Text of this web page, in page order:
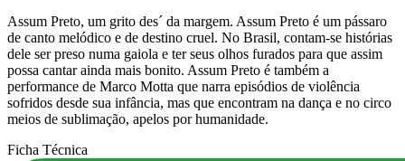
Assum Preto, um grito des´ da margem. Assum Preto é um pássaro
de canto melódico e de destino cruel. No Brasil, contam-se histórias
dele ser preso numa gaiola e ter seus olhos furados para que assim
possa cantar ainda mais bonito. Assum Preto é também a
performance de Marco Motta que narra episódios de violência
sofridos desde sua infância, mas que encontram na dança e no circo
meios de sublimação, apelos por humanidade.
Ficha Técnica